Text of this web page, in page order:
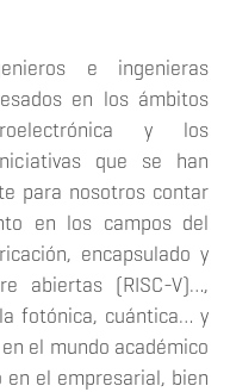
e ingenieras
en los ámbitos
y los
que se han
para nosotros contar
en los campos del
encapsulado y
abiertas (RISC-V)…,
fotónica, cuántica… y
el mundo académico
el empresarial, bien